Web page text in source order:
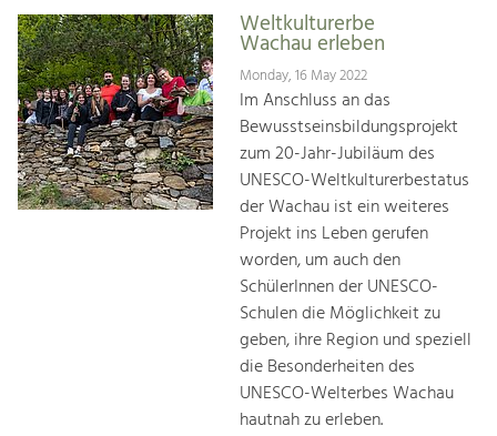
Increase in Regional Value Added.Weltkulturerbe
Wachau erleben
Monday, 16 May 2022
Im Anschluss an das
Bewusstseinsbildungsprojekt
zum 20-Jahr-Jubiläum des
UNESCO-Weltkulturerbestatus
der Wachau ist ein weiteres
Projekt ins Leben gerufen
worden, um auch den
SchülerInnen der UNESCO-
Schulen die Möglichkeit zu
geben, ihre Region und speziell
die Besonderheiten des
UNESCO-Welterbes Wachau
hautnah zu erleben.